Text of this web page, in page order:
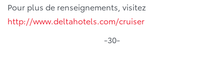
Pour plus de renseignements, visitez
http://www.deltahotels.com/cruiser
-30-